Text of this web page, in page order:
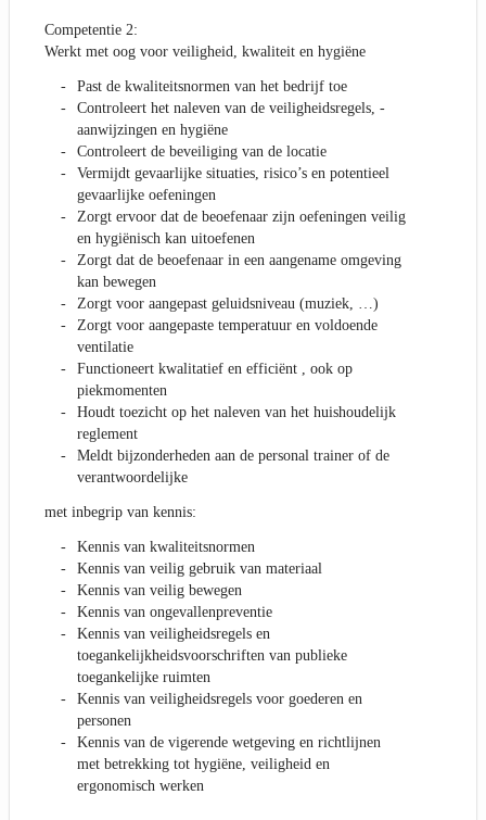
Competentie 2:
Werkt met oog voor veiligheid, kwaliteit en hygiëne
Past de kwaliteitsnormen van het bedrijf toe
Controleert het naleven van de veiligheidsregels, -
aanwijzingen en hygiëne
Controleert de beveiliging van de locatie
Vermijdt gevaarlijke situaties, risico’s en potentieel
gevaarlijke oefeningen
Zorgt ervoor dat de beoefenaar zijn oefeningen veilig
en hygiënisch kan uitoefenen
Zorgt dat de beoefenaar in een aangename omgeving
kan bewegen
Zorgt voor aangepast geluidsniveau (muziek, …)
Zorgt voor aangepaste temperatuur en voldoende
ventilatie
Functioneert kwalitatief en efficiënt , ook op
piekmomenten
Houdt toezicht op het naleven van het huishoudelijk
reglement
Meldt bijzonderheden aan de personal trainer of de
verantwoordelijke
met inbegrip van kennis:
Kennis van kwaliteitsnormen
Kennis van veilig gebruik van materiaal
Kennis van veilig bewegen
Kennis van ongevallenpreventie
Kennis van veiligheidsregels en
toegankelijkheidsvoorschriften van publieke
toegankelijke ruimten
Kennis van veiligheidsregels voor goederen en
personen
Kennis van de vigerende wetgeving en richtlijnen
met betrekking tot hygiëne, veiligheid en
ergonomisch werken